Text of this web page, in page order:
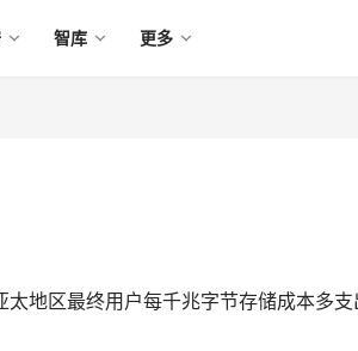
智库 更多
地区最终用户每千兆字节存储成本多支